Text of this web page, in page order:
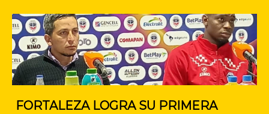
FORTALEZA LOGRA SU PRIMERA